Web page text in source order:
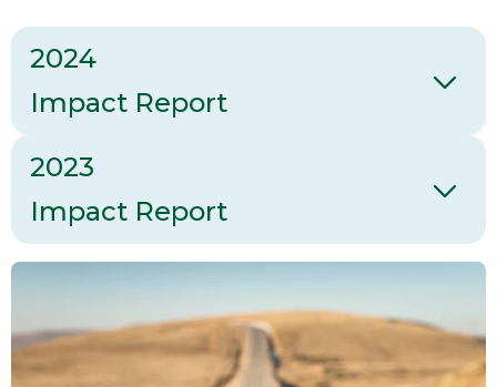
2024
Impact Report
2023
Impact Report